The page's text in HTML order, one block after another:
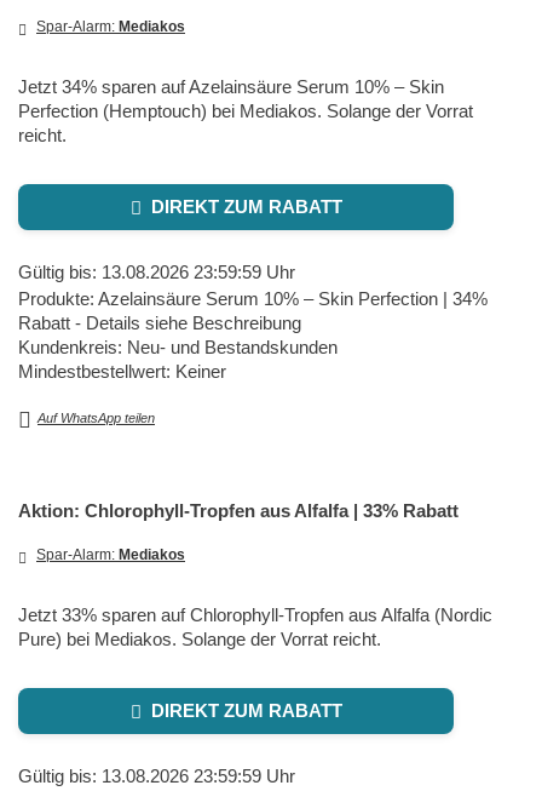
Spar-Alarm: Mediakos
Jetzt 34% sparen auf Azelainsäure Serum 10% – Skin
Perfection (Hemptouch) bei Mediakos. Solange der Vorrat
reicht.
DIREKT ZUM RABATT
Gültig bis: 13.08.2026 23:59:59 Uhr
Produkte: Azelainsäure Serum 10% – Skin Perfection | 34%
Rabatt - Details siehe Beschreibung
Kundenkreis: Neu- und Bestandskunden
Mindestbestellwert: Keiner
Auf WhatsApp teilen
Aktion: Chlorophyll-Tropfen aus Alfalfa | 33% Rabatt
Spar-Alarm: Mediakos
Jetzt 33% sparen auf Chlorophyll-Tropfen aus Alfalfa (Nordic
Pure) bei Mediakos. Solange der Vorrat reicht.
DIREKT ZUM RABATT
Gültig bis: 13.08.2026 23:59:59 Uhr